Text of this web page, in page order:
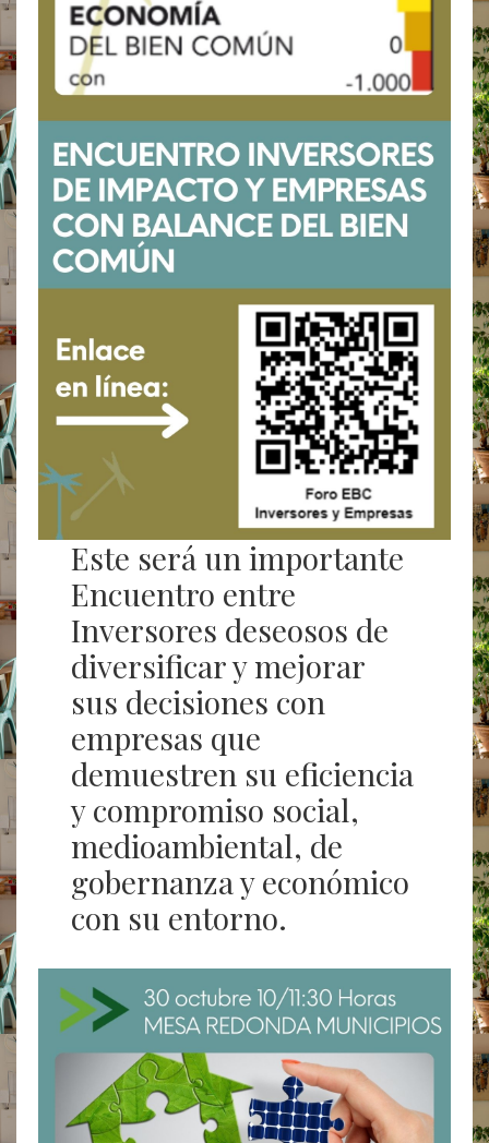
Este será un importante
Encuentro entre
Inversores deseosos de
diversificar y mejorar
sus decisiones con
empresas que
demuestren su eficiencia
y compromiso social,
medioambiental, de
gobernanza y económico
con su entorno.